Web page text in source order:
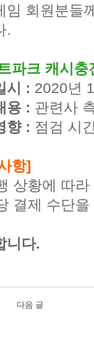
임 회원분들
.
파크 캐시
시 : 2020년
용 : 관련사
향 : 점검 시
항]
상황에 따
결제 수단
니다.
다음 글